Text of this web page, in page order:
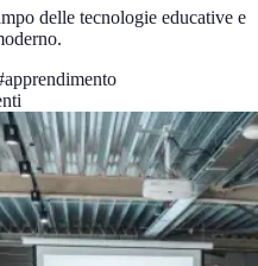
delle tecnologie educative e
apprendimento